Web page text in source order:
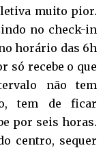
muito pior.
no check-in
horário das 6h
só recebe o que
não tem
tem de ficar
por seis horas.
centro, sequer